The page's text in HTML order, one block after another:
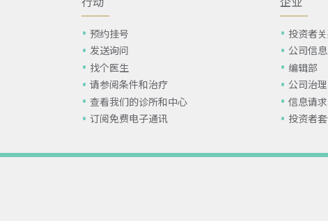
预约挂号
发送询问
找个医生
请参阅条件和治疗
查看我们的诊所和中心
订阅免费电子通讯
投资者
公司信息
编辑部
公司治理
信息请求
投资者